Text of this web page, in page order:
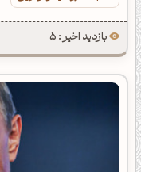
بازدید اخیر : 5